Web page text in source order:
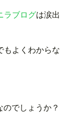
ラブログは涙出
もよくわからな
でしょうか？